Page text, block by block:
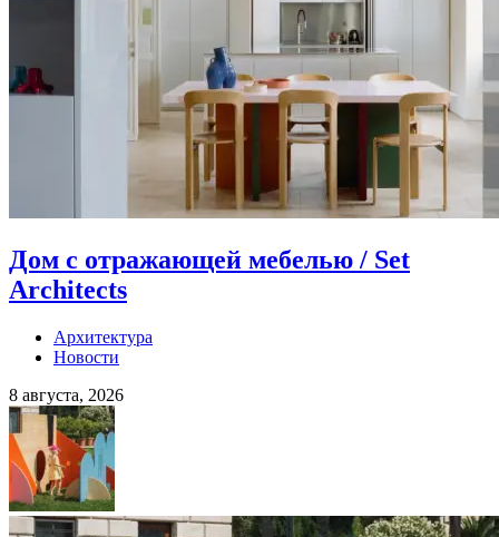
Дом с отражающей мебелью / Set
Architects
Архитектура
Новости
8 августа, 2026